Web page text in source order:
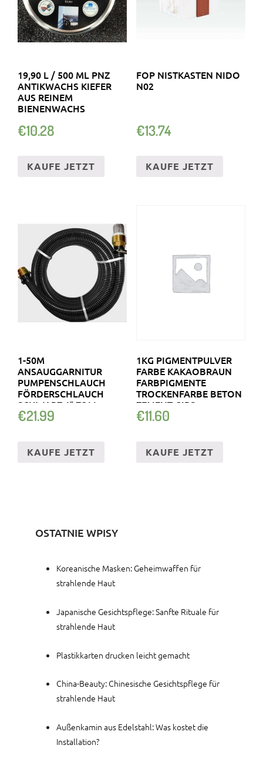
19,90 L / 500 ML PNZ
ANTIKWACHS KIEFER
AUS REINEM
BIENENWACHS
€10.28
KAUFE JETZT
FOP NISTKASTEN NIDO
N02
€13.74
KAUFE JETZT
1-50M
ANSAUGGARNITUR
PUMPENSCHLAUCH
FÖRDERSCHLAUCH
SCHWARZ 1″ ZOLL
SPIRALSCHLAUCH …
€21.99
KAUFE JETZT
1KG PIGMENTPULVER
FARBE KAKAOBRAUN
FARBPIGMENTE
TROCKENFARBE BETON
ZEMENT GIPS
€11.60
KAUFE JETZT
OSTATNIE WPISY
Koreanische Masken: Geheimwaffen für
strahlende Haut
Japanische Gesichtspflege: Sanfte Rituale für
strahlende Haut
Plastikkarten drucken leicht gemacht
China-Beauty: Chinesische Gesichtspflege für
strahlende Haut
Außenkamin aus Edelstahl: Was kostet die
Installation?